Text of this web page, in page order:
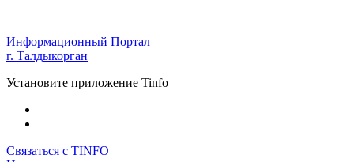
Информационный Портал
г. Талдыкорган
Установите приложение Tinfo
Связаться с TINFO